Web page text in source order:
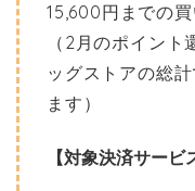
15,600円までの買
（2月のポイン
ッグストアの総
ます）
【対象決済サービ